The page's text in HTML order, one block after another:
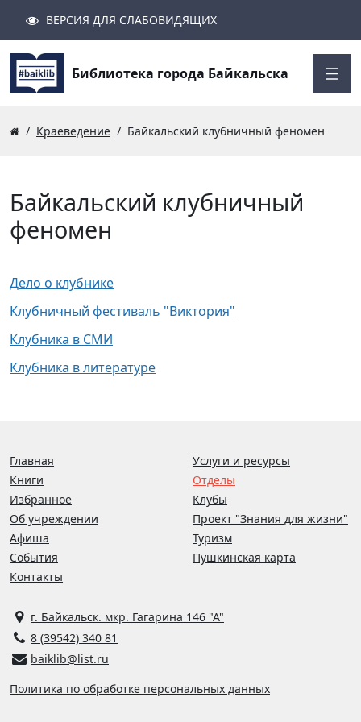
Байкальский клубничный
феномен
Дело о клубнике
Клубничный фестиваль "Виктория"
Клубника в СМИ
Клубника в литературе
Поиск
Найти
ВЕРСИЯ ДЛЯ СЛАБОВИДЯЩИХ
Библиотека города Байкальска
Краеведение Байкальский клубничный феномен
г. Байкальск. мкр. Гагарина 146 "А"
8 (39542) 340 81
baiklib@list.ru
Политика по обработке персональных данных
Главная
Книги
Избранное
Об учреждении
Афиша
События
Контакты
Услуги и ресурсы
Отделы
Клубы
Проект "Знания для жизни"
Туризм
Пушкинская карта